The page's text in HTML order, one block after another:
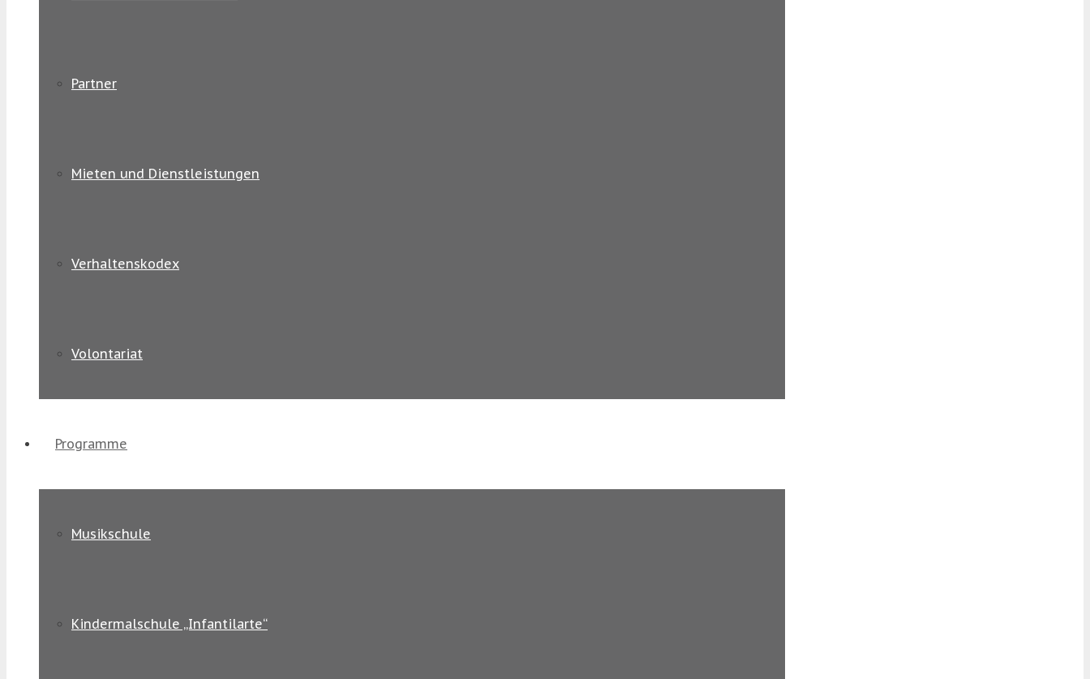
Partner
Mieten und Dienstleistungen
Verhaltenskodex
Volontariat
Programme
Musikschule
Kindermalschule „Infantilarte“